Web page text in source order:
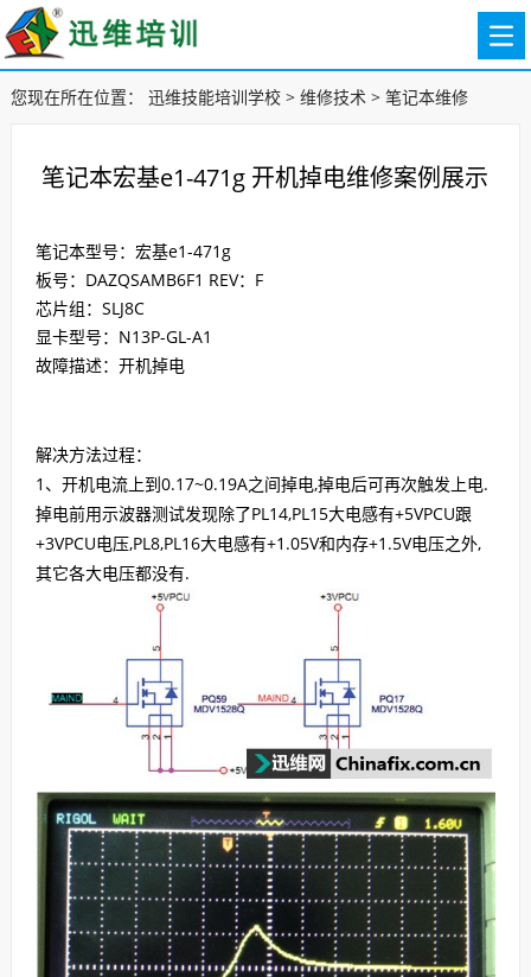
您现在所在位置： 迅维技能培训学校> 维修技术> 笔记本维修
笔记本宏基e1-471g 开机掉电维修案例展示
笔记本型号：宏基e1-471g
板号：DAZQSAMB6F1 REV：F
芯片组：SLJ8C
显卡型号：N13P-GL-A1
故障描述：开机掉电
解决方法过程：
1、开机电流上到0.17~0.19A之间掉电,掉电后可再次触发上电.
掉电前用示波器测试发现除了PL14,PL15大电感有+5VPCU跟
+3VPCU电压,PL8,PL16大电感有+1.05V和内存+1.5V电压之外,
其它各大电压都没有.